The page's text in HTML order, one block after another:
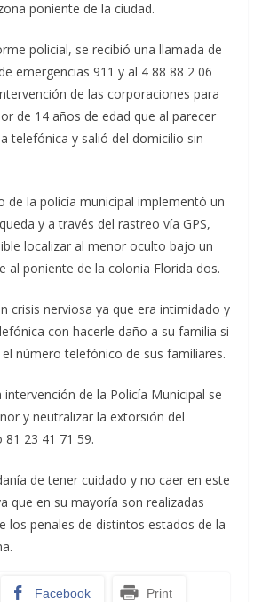
poniente de la ciudad.
policial, se recibió una llamada de
emergencias 911 y al 4 88 88 2 06
de las corporaciones para
de 14 años de edad que al parecer
telefónica y salió del domicilio sin
de la policía municipal implementó un
y a través del rastreo vía GPS,
localizar al menor oculto bajo un
al poniente de la colonia Florida dos.
crisis nerviosa ya que era intimidado y
con hacerle daño a su familia si
número telefónico de sus familiares.
intervención de la Policía Municipal se
y neutralizar la extorsión del
23 41 71 59.
de tener cuidado y no caer en este
que en su mayoría son realizadas
los penales de distintos estados de la
Facebook Print